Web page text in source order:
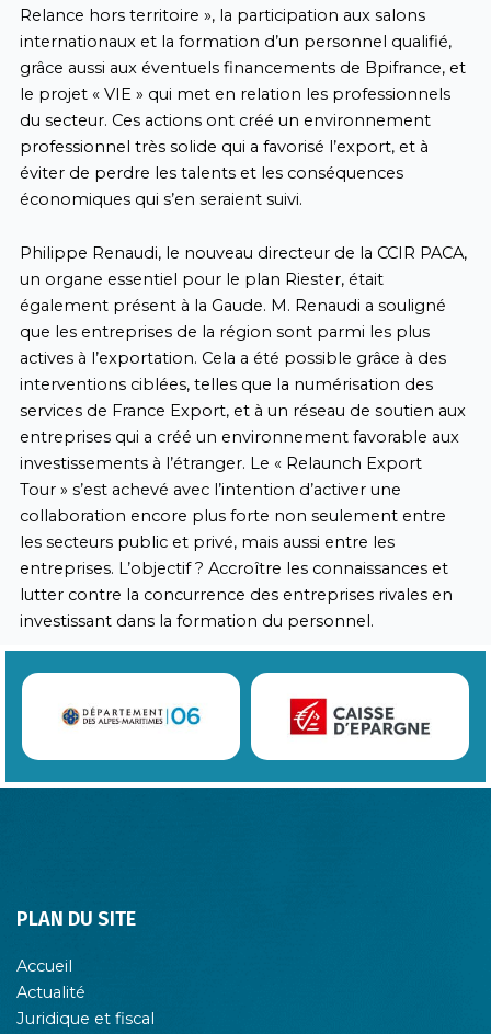
Relance hors territoire », la participation aux salons
internationaux et la formation d’un personnel qualifié,
grâce aussi aux éventuels financements de Bpifrance, et
le projet « VIE » qui met en relation les professionnels
du secteur. Ces actions ont créé un environnement
professionnel très solide qui a favorisé l’export, et à
éviter de perdre les talents et les conséquences
économiques qui s’en seraient suivi.
Philippe Renaudi, le nouveau directeur de la CCIR PACA,
un organe essentiel pour le plan Riester, était
également présent à la Gaude. M. Renaudi a souligné
que les entreprises de la région sont parmi les plus
actives à l’exportation. Cela a été possible grâce à des
interventions ciblées, telles que la numérisation des
services de France Export, et à un réseau de soutien aux
entreprises qui a créé un environnement favorable aux
investissements à l’étranger. Le « Relaunch Export
Tour » s’est achevé avec l’intention d’activer une
collaboration encore plus forte non seulement entre
les secteurs public et privé, mais aussi entre les
entreprises. L’objectif ? Accroître les connaissances et
lutter contre la concurrence des entreprises rivales en
investissant dans la formation du personnel.
PLAN DU SITE
Accueil
Actualité
Juridique et fiscal